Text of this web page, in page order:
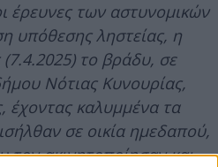
έρευνες των αστυνομικών
υπόθεσης ληστείας, η
το βράδυ, σε
Νότιας Κυνουρίας,
έχοντας καλυμμένα τα
σε οικία ημεδαπού,
τον ακινητοποίησαν και